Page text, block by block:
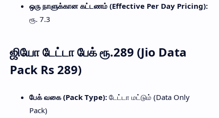
ஒரு நாளுக்கான கட்டணம் (Effective Per Day Pricing):
ரூ. 7.3
ஜியோ டேட்டா பேக் ரூ.289 (Jio Data
Pack Rs 289)
பேக் வகை (Pack Type): டேட்டா மட்டும் (Data Only
Pack)